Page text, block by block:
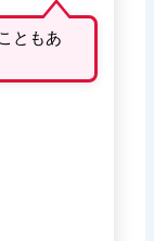
ともあ